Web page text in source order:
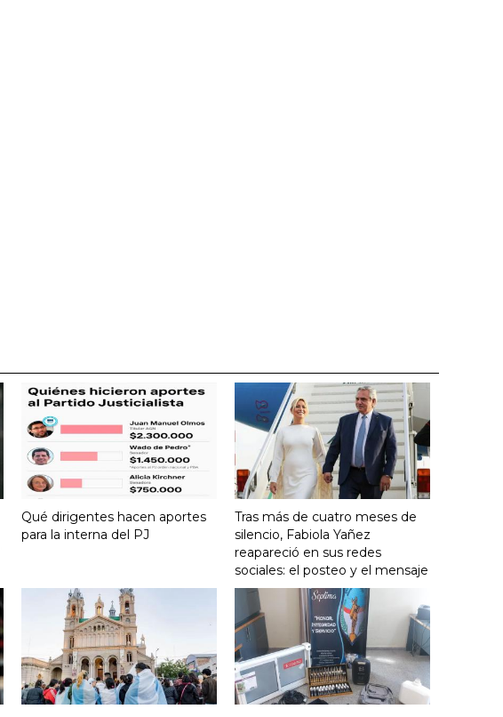
Qué dirigentes hacen aportes
para la interna del PJ
Tras más de cuatro meses de
silencio, Fabiola Yañez
reapareció en sus redes
sociales: el posteo y el mensaje